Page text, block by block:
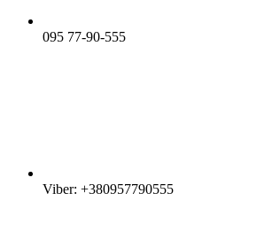
095 77-90-555
Viber: +380957790555